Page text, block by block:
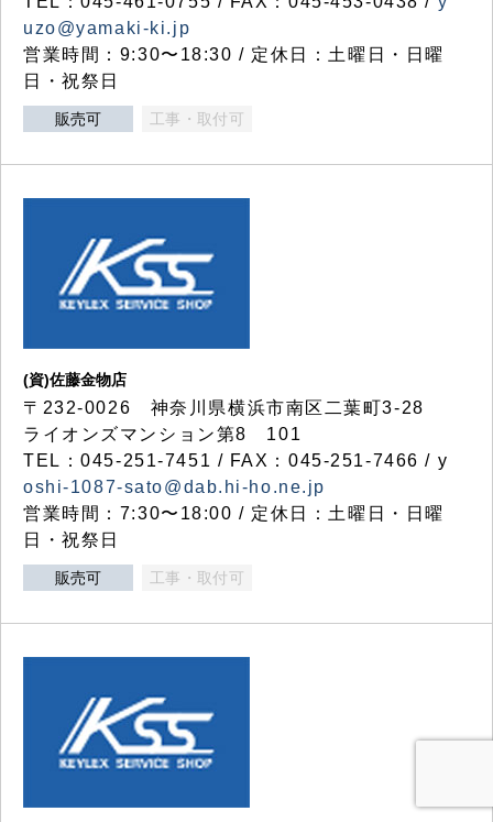
uzo@yamaki-ki.jp
営業時間：9:30〜18:30 / 定休日：土曜日・日曜
日・祝祭日
販売可 工事・取付可
(資)佐藤金物店
〒232-0026 神奈川県横浜市南区二葉町3-28
ライオンズマンション第8 101
TEL：045-251-7451 / FAX：045-251-7466 / y
oshi-1087-sato@dab.hi-ho.ne.jp
営業時間：7:30〜18:00 / 定休日：土曜日・日曜
日・祝祭日
販売可 工事・取付可